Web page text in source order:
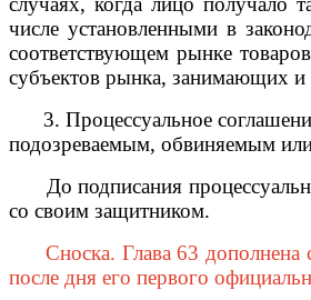
числе установленными в
соответствующем рынке
субъектов рынка, занимающих
3. Процессуальное
подозреваемым, обвиняемым
До подписания
со своим защитником.
Сноска. Глава 63 дополнена
после дня его первого